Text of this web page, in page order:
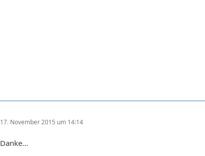
17. November 2015 um 14:14
Danke...